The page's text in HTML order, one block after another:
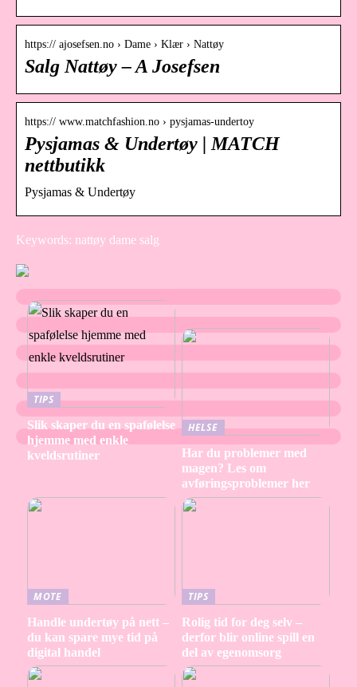
https:// ajosefsen.no › Dame › Klær › Nattøy
Salg Nattøy – A Josefsen
https:// www.matchfashion.no › pysjamas-undertoy
Pysjamas & Undertøy | MATCH
nettbutikk
Pysjamas & Undertøy
Keywords: nattøy dame salg
TIPS
Slik skaper du en spafølelse
hjemme med enkle
kveldsrutiner
HELSE
Har du problemer med
magen? Les om
avføringsproblemer her
MOTE
Handle undertøy på nett –
du kan spare mye tid på
digital handel
TIPS
Rolig tid for deg selv –
derfor blir online spill en
del av egenomsorg